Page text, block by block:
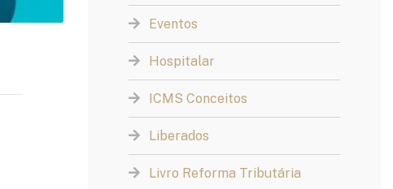
Eventos
Hospitalar
ICMS Conceitos
Liberados
Livro Reforma Tributária